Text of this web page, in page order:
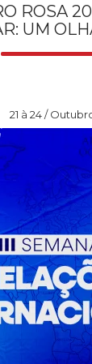
ROSA
UM
21 à 24 /